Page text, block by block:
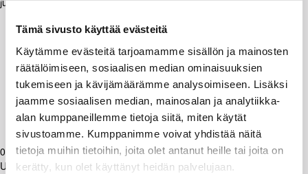
Tämä sivusto käyttää evästeitä
Käytämme evästeitä tarjoamamme sisällön ja mainosten
räätälöimiseen, sosiaalisen median ominaisuuksien
tukemiseen ja kävijämäärämme analysoimiseen. Lisäksi
jaamme sosiaalisen median, mainosalan ja analytiikka-
alan kumppaneillemme tietoja siitä, miten käytät
sivustoamme. Kumppanimme voivat yhdistää näitä
tietoja muihin tietoihin, joita olet antanut heille tai joita on
kerätty, kun olet käyttänyt heidän palvelujaan.
08.01.2026
Uutiset